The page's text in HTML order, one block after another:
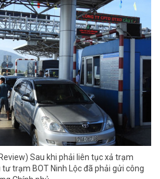
Sau khi phải liên tục xả trạm
trạm BOT Ninh Lộc đã phải gửi công